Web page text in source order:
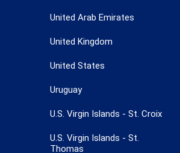
United Arab Emirates
United Kingdom
United States
Uruguay
U.S. Virgin Islands - St. Croix
U.S. Virgin Islands - St.
Thomas